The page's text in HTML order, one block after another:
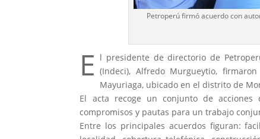
Petroperú firmó acuerdo con
E l presidente de directorio de
(Indeci), Alfredo Murgueytio,
Mayuriaga, ubicado en el distrito de
El acta recoge un conjunto de
compromisos y pautas para un trabajo
Entre los principales acuerdos figuran: